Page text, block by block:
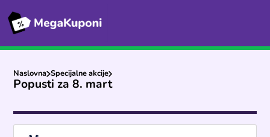
Naslovna Specijalne akcije
Popusti za 8. mart